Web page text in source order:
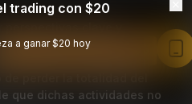
clave y
a nuestro
perder la totalidad del
que dichas actividades no
trading con $20
a ganar $20 hoy
en la aplicación de Bybit